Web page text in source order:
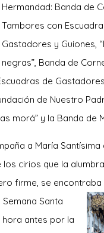
Hermandad: Banda de
Tambores con
Gastadores y Guiones,
negras”, Banda de
de
de Nuestro
morá” y la Banda de
a María
cirios que la
firme, se encontraba
Santa
hora antes por la